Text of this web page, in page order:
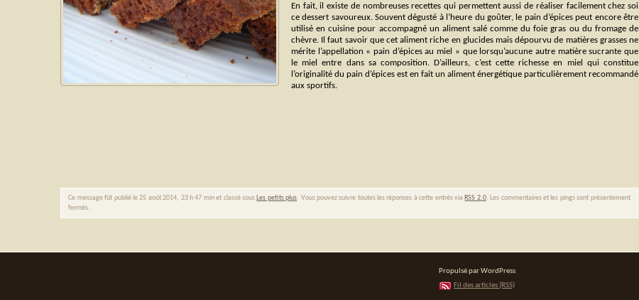
En fait, il existe de nombreuses recettes qui permettent aussi de réaliser facilement chez soi
ce dessert savoureux. Souvent dégusté à l’heure du goûter, le pain d’épices peut encore être
utilisé en cuisine pour accompagné un aliment salé comme du foie gras ou du fromage de
chèvre. Il faut savoir que cet aliment riche en glucides mais dépourvu de matières grasses ne
mérite l’appellation « pain d’épices au miel » que lorsqu’aucune autre matière sucrante que
le miel entre dans sa composition. D’ailleurs, c’est cette richesse en miel qui constitue
l’originalité du pain d’épices est en fait un aliment énergétique particulièrement recommandé
aux sportifs.
Ce message fût publié le 25 août 2014, 23 h 47 min et classé sousLes petits plus. Vous pouvez suivre toutes les réponses à cette entrés viaRSS 2.0. Les commentaires et les pings sont présentement
fermés.
Propulsé par WordPress
Fil des articles (RSS)